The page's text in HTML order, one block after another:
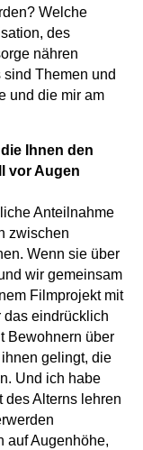
Welche
des
nähren
Themen und
und die mir am
Ihnen den
vor Augen
Anteilnahme
zwischen
Wenn sie über
wir gemeinsam
Filmprojekt mit
eindrücklich
Bewohnern über
gelingt, die
Und ich habe
des Alterns lehren
auf Augenhöhe,